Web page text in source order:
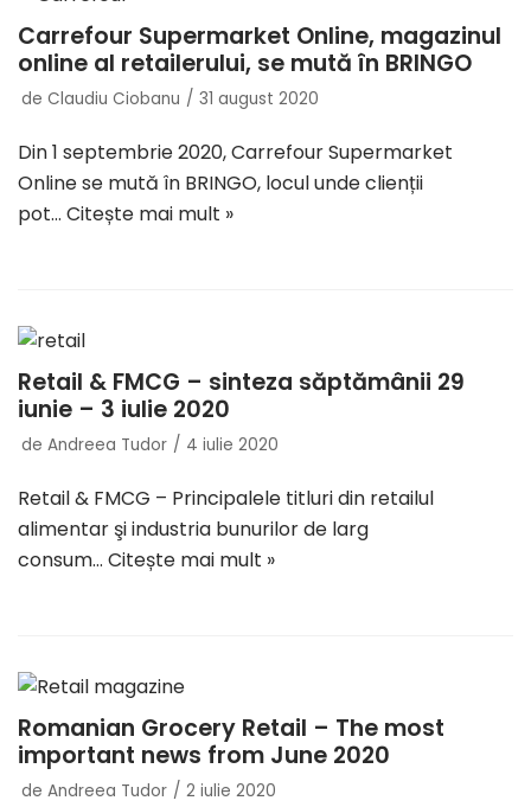
Carrefour Supermarket Online, magazinul
online al retailerului, se mută în BRINGO
de Claudiu Ciobanu 31 august 2020
Din 1 septembrie 2020, Carrefour Supermarket
Online se mută în BRINGO, locul unde clienții
pot… Citește mai mult »
Retail & FMCG – sinteza săptămânii 29
iunie – 3 iulie 2020
de Andreea Tudor 4 iulie 2020
Retail & FMCG – Principalele titluri din retailul
alimentar şi industria bunurilor de larg
consum… Citește mai mult »
Romanian Grocery Retail – The most
important news from June 2020
de Andreea Tudor 2 iulie 2020